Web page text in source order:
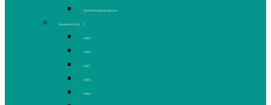
Journal des jeunes citoyens
Rivière du Nord
2005
2006
2007
2008
2009